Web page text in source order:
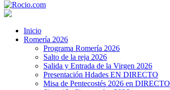
Inicio
Romería 2026
Programa Romería 2026
Salto de la reja 2026
Salida y Entrada de la Virgen 2026
Presentación Hdades EN DIRECTO
Misa de Pentecostés 2026 en DIRECTO